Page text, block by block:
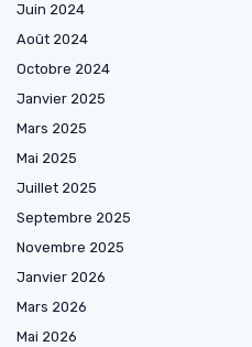
Juin 2024
Août 2024
Octobre 2024
Janvier 2025
Mars 2025
Mai 2025
Juillet 2025
Septembre 2025
Novembre 2025
Janvier 2026
Mars 2026
Mai 2026